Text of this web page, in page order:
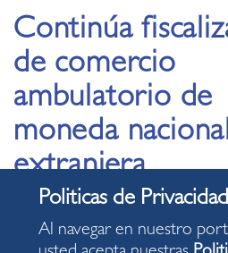
Continúa
de comercio
ambulatorio de
moneda
extranjera
17.05.2021
Al navegar en nuestro